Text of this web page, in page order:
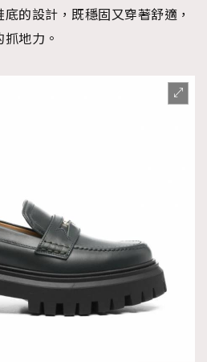
的設計，既穩固又穿著舒適，
地力。